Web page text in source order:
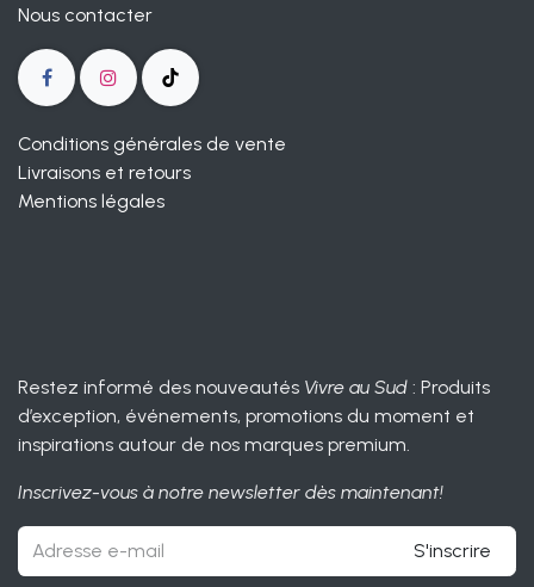
Nous contacter
Conditions générales de vente
Livraisons et retours
Mentions légales
Restez informé des nouveautés Vivre au Sud : Produits
d’exception, événements, promotions du moment et
inspirations autour de nos marques premium.
Inscrivez-vous à notre newsletter dès maintenant!
S'inscrire